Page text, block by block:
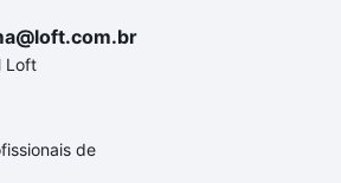
Loft
de